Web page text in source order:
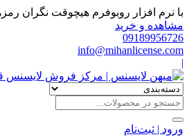
با نرم افزار روبوفرم هیچوقت نگران
مشاهده و خرید
09189956726
info@mihanlicense.com
|
ورود | ثبت‌نام